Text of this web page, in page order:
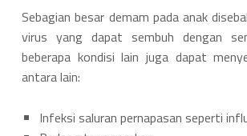
Sebagian besar demam pada anak
virus yang dapat sembuh dengan
beberapa kondisi lain juga dapat
antara lain:
Infeksi saluran pernapasan seperti